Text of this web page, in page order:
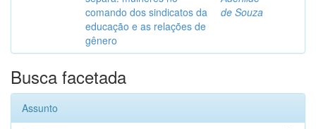
comando dos sindicatos da
educação e as relações de
gênero
de Souza
Busca facetada
Assunto